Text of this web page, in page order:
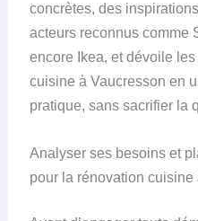
concrètes, des
acteurs reconnus comme
encore Ikea, et dévoile
cuisine à Vaucresson en
pratique, sans sacrifier la
Analyser ses besoins et
pour la rénovation cuisine